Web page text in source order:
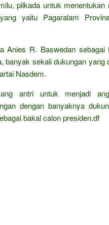
pilkada untuk menentukan
yaitu Pagaralam
Anies R. Baswedan sebagai
banyak sekali dukungan yang
Nasdem.
antri untuk menjadi
dengan banyaknya
bakal calon presiden.df